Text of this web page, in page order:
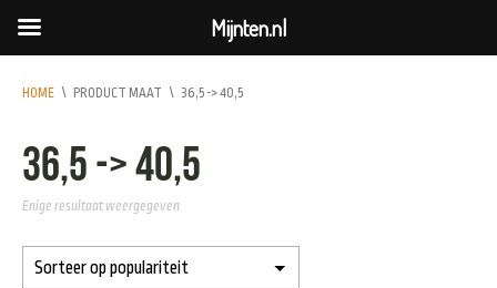
HOME \ PRODUCT MAAT \ 36,5 -> 40,5
36,5 -> 40,5
Enige resultaat weergegeven
Mijnten.nl